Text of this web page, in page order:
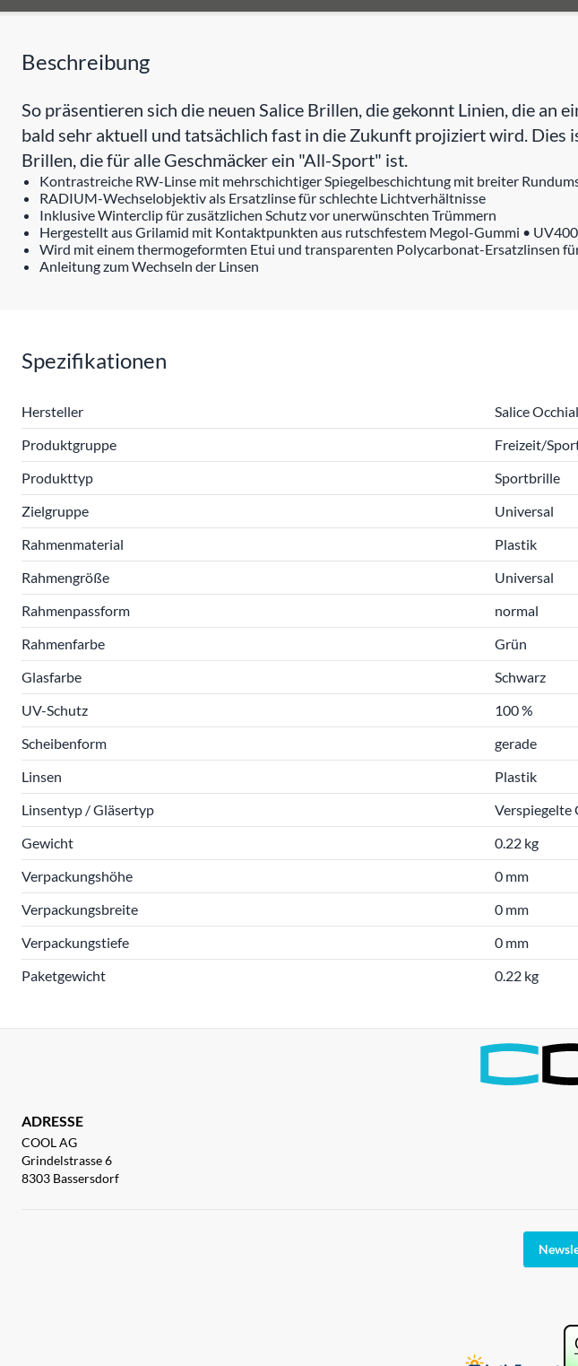
Beschreibung
So präsentieren sich die neuen Salice Brillen, die gekonnt Linien, die an
bald sehr aktuell und tatsächlich fast in die Zukunft projiziert wird.
Brillen, die für alle Geschmäcker ein "All-Sport" ist.
Kontrastreiche RW-Linse mit mehrschichtiger Spiegelbeschichtung mit breiter
RADIUM-Wechselobjektiv als Ersatzlinse für schlechte Lichtverhältnisse
Inklusive Winterclip für zusätzlichen Schutz vor unerwünschten Trümmern
Hergestellt aus Grilamid mit Kontaktpunkten aus rutschfestem Megol-Gummi •
Wird mit einem thermogeformten Etui und transparenten Polycarbonat-Ersatzlinsen
Anleitung zum Wechseln der Linsen
Spezifikationen
Hersteller
Salice
Produktgruppe
Freizeit/
Produkttyp
Sportbrille
Zielgruppe
Universal
Rahmenmaterial
Plastik
Rahmengröße
Universal
Rahmenpassform
normal
Rahmenfarbe
Grün
Glasfarbe
Schwarz
UV-Schutz
100 %
Scheibenform
gerade
Linsen
Plastik
Linsentyp / Gläsertyp
Verspiegelte
Gewicht
0.22 kg
Verpackungshöhe
0 mm
Verpackungsbreite
0 mm
Verpackungstiefe
0 mm
Paketgewicht
0.22 kg
ADRESSE
COOL AG
Grindelstrasse 6
8303 Bassersdorf